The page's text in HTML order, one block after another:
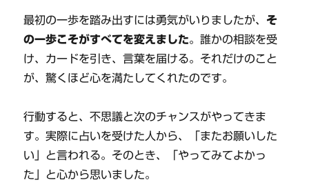
最初の一歩を踏み出すには勇気がいりましたが、 そ
の一歩こそがすべてを変えました。誰かの相談を受
け、カードを引き、言葉を届ける。それだけのこと
が、驚くほど心を満たしてくれたのです。
行動すると、不思議と次のチャンスがやってきま
す。実際に占いを受けた人から、「またお願いした
い」と言われる。そのとき、「やってみてよかっ
た」と心から思いました。